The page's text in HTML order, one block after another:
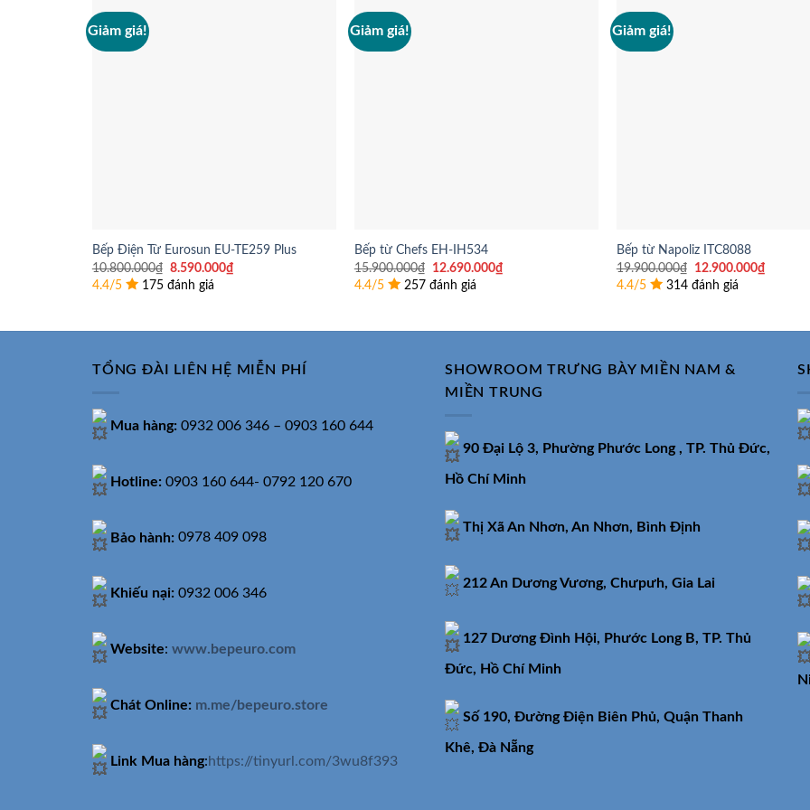
Giảm giá!
Bếp Điện Từ Eurosun EU-TE259 Plus
10.800.000₫ Giá
gốc
là:
8.590.000₫
4.4/5 175 đánh giá
Giảm giá!
Bếp từ Chefs EH-IH534
15.900.000₫
Giá
gốc
là:
12.690.000₫
4.4/5 257 đánh giá
Giảm giá!
Bếp từ Napoliz ITC8088
19.900.000₫
Giá
gốc
là:
12.900.000₫
4.4/5 314 đánh giá
TỔNG ĐÀI LIÊN HỆ MIỄN PHÍ
Mua hàng: 0932 006 346 – 0903 160 644
Hotline: 0903 160 644- 0792 120 670
Bảo hành: 0978 409 098
Khiếu nại: 0932 006 346
Website: www.bepeuro.com
Chát Online: m.me/bepeuro.store
Link Mua hàng:https://tinyurl.com/3wu8f393
SHOWROOM TRƯNG BÀY MIỀN NAM &
MIỀN TRUNG
90 Đại Lộ 3, Phường Phước Long , TP. Thủ Đức,
Hồ Chí Minh
Thị Xã An Nhơn, An Nhơn, Bình Định
212 An Dương Vương, Chưpưh, Gia Lai
127 Dương Đình Hội, Phước Long B, TP. Thủ
Đức, Hồ Chí Minh
Số 190, Đường Điện Biên Phủ, Quận Thanh
Khê, Đà Nẵng